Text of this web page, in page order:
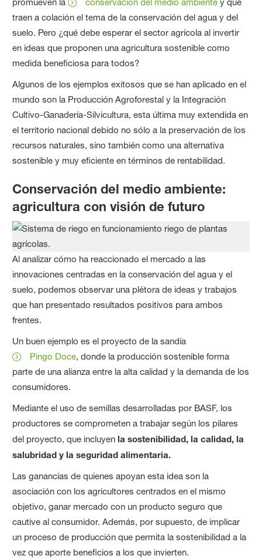
promueven la conservación del medio ambiente y que
traen a colación el tema de la conservación del agua y del
suelo. Pero ¿qué debe esperar el sector agrícola al invertir
en ideas que proponen una agricultura sostenible como
medida beneficiosa para todos?
Algunos de los ejemplos exitosos que se han aplicado en el
mundo son la Producción Agroforestal y la Integración
Cultivo-Ganadería-Silvicultura, esta última muy extendida en
el territorio nacional debido no sólo a la preservación de los
recursos naturales, sino también como una alternativa
sostenible y muy eficiente en términos de rentabilidad.
Conservación del medio ambiente:
agricultura con visión de futuro
Al analizar cómo ha reaccionado el mercado a las
innovaciones centradas en la conservación del agua y el
suelo, podemos observar una plétora de ideas y trabajos
que han presentado resultados positivos para ambos
frentes.
Un buen ejemplo es el proyecto de la sandía
Pingo Doce, donde la producción sostenible forma
parte de una alianza entre la alta calidad y la demanda de los
consumidores.
Mediante el uso de semillas desarrolladas por BASF, los
productores se comprometen a trabajar según los pilares
del proyecto, que incluyenla sostenibilidad, la calidad, la
salubridad y la seguridad alimentaria.
Las ganancias de quienes apoyan esta idea son la
asociación con los agricultores centrados en el mismo
objetivo, ganar mercado con un producto seguro que
cautive al consumidor. Además, por supuesto, de implicar
un proceso de producción que permita la sostenibilidad a la
vez que aporte beneficios a los que invierten.